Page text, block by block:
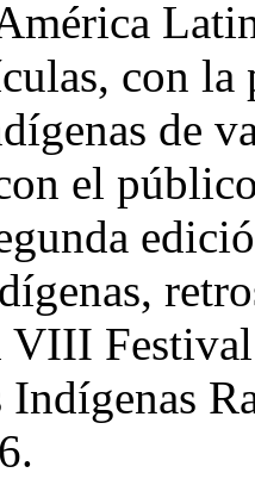
con la
de
el
VIII
Indígenas